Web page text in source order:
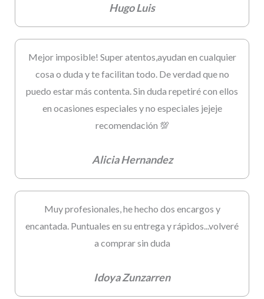
Hugo Luis
Mejor imposible! Super atentos,ayudan en cualquier
cosa o duda y te facilitan todo. De verdad que no
puedo estar más contenta. Sin duda repetiré con ellos
en ocasiones especiales y no especiales jejeje
recomendación 💯
Alicia Hernandez
Muy profesionales, he hecho dos encargos y
encantada. Puntuales en su entrega y rápidos...volveré
a comprar sin duda
Idoya Zunzarren